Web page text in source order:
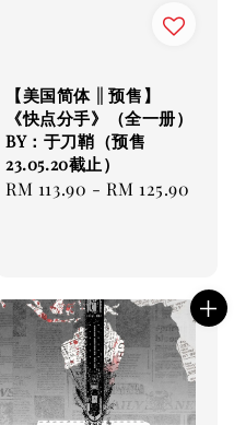
【美国简体 || 预售】
《快点分手》（全一册）
BY：于刀鞘（预售
23.05.20截止）
Regular
RM 113.90 -RM 125.90